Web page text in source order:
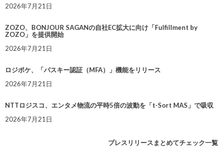
2026年7月21日
ZOZO、BONJOUR SAGANの自社EC拡大に向け「Fulfillment by
ZOZO」を提供開始
2026年7月21日
ロジポケ、「パスキー認証（MFA）」機能をリリース
2026年7月21日
NTTロジスコ、エンタメ物流の平時5倍の波動を「t-Sort MAS」で吸収
2026年7月21日
プレスリリースまとめてチェック一覧